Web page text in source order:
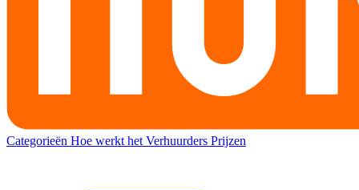
Categorieën Hoe werkt het Verhuurders Prijzen